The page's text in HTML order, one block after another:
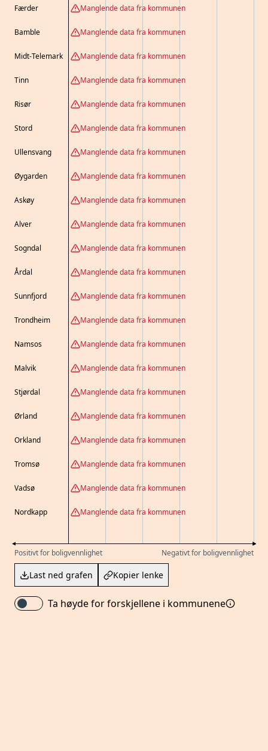
Negativt for boligvennlighet
Positivt for boligvennlighet
Færder
Bamble
Midt-Telemark
Tinn
Risør
Stord
Ullensvang
Øygarden
Askøy
Alver
Sogndal
Årdal
Sunnfjord
Trondheim
Namsos
Malvik
Stjørdal
Ørland
Orkland
Tromsø
Vadsø
Nordkapp
Manglende data fra kommunen
Manglende data fra kommunen
Manglende data fra kommunen
Manglende data fra kommunen
Manglende data fra kommunen
Manglende data fra kommunen
Manglende data fra kommunen
Manglende data fra kommunen
Manglende data fra kommunen
Manglende data fra kommunen
Manglende data fra kommunen
Manglende data fra kommunen
Manglende data fra kommunen
Manglende data fra kommunen
Manglende data fra kommunen
Manglende data fra kommunen
Manglende data fra kommunen
Manglende data fra kommunen
Manglende data fra kommunen
Manglende data fra kommunen
Manglende data fra kommunen
Manglende data fra kommunen
Last ned grafen Kopier lenke
Ta høyde for forskjellene i kommunene